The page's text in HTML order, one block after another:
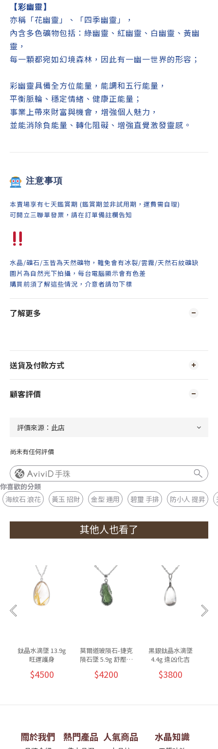
【彩幽靈】
亦稱「花幽靈」、「四季幽靈」，
內含多色礦物包括：綠幽靈 、紅幽靈 、白幽靈 、黃幽
靈，
每一顆都宛如幻境森林，因此有一幽一世界的形容；
彩幽靈具備全方位能量，能調和五行能量，
平衡脈輪、穩定情緒 、 健康正能量；
事業上帶來財富與機會， 增強個人魅力，
並能消除負能量、轉化阻礙、增強直覺激發靈感。
注意事項
本賣場享有七天鑑賞期 (鑑賞期並非試用期，運費需自理)
可開立三聯單發票，請在訂單備註欄告知
水晶/礦石/玉皆為天然礦物，難免會有冰裂/雲霧/天然石紋礦缺
圖片為自然光下拍攝，每台電腦顯示會有色差
購買前須了解這些情況，介意者請勿下標
了解更多
送貨及付款方式
顧客評價
尚未有任何評價
手珠
你喜歡的分類
海紋石 浪花
黃玉 招財 金型 運用 碧璽 手排 防小人 提昇
其他人也看了
鈦晶水滴墜 13.9g
旺運護身
$4500
莫爾道玻隕石-捷克
隕石墜 5.9g 舒壓放
$4200
黑銀鈦晶水滴墜
4.4g 逢凶化吉
$3800
關於我們 熱門產品 人氣商品 水晶知識